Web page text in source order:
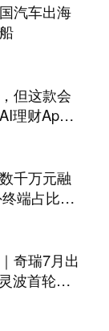
汽车出海
但这款会
理财Ap
千万元融
端占比超
奇瑞7月出
波首轮融